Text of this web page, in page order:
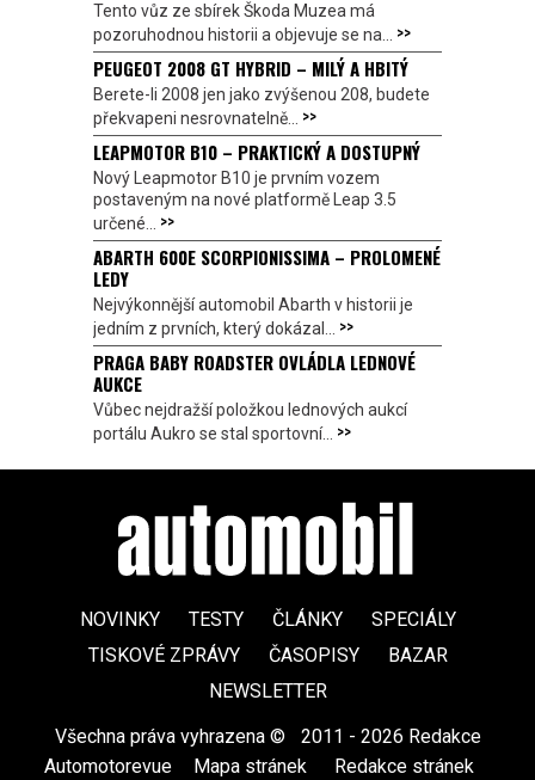
Tento vůz ze sbírek Škoda Muzea má
pozoruhodnou historii a objevuje se na... >>
PEUGEOT 2008 GT HYBRID – MILÝ A HBITÝ
Berete-li 2008 jen jako zvýšenou 208, budete
překvapeni nesrovnatelně... >>
LEAPMOTOR B10 – PRAKTICKÝ A DOSTUPNÝ
Nový Leapmotor B10 je prvním vozem
postaveným na nové platformě Leap 3.5
určené... >>
ABARTH 600E SCORPIONISSIMA – PROLOMENÉ
LEDY
Nejvýkonnější automobil Abarth v historii je
jedním z prvních, který dokázal... >>
PRAGA BABY ROADSTER OVLÁDLA LEDNOVÉ
AUKCE
Vůbec nejdražší položkou lednových aukcí
portálu Aukro se stal sportovní... >>
NOVINKY TESTY ČLÁNKY
SPECIÁLY
TISKOVÉ ZPRÁVY
ČASOPISY
BAZAR
NEWSLETTER
Všechna práva vyhrazena ©
2011 - 2026 Redakce
Automotorevue
Mapa stránek Redakce stránek